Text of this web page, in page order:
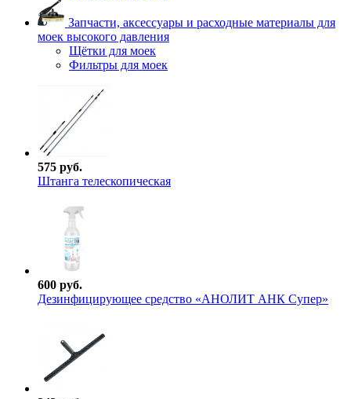
Запчасти, аксессуары и расходные материалы для
моек высокого давления
Щётки для моек
Фильтры для моек
575 руб.
Штанга телескопическая
600 руб.
Дезинфицирующее средство «АНОЛИТ АНК Супер»